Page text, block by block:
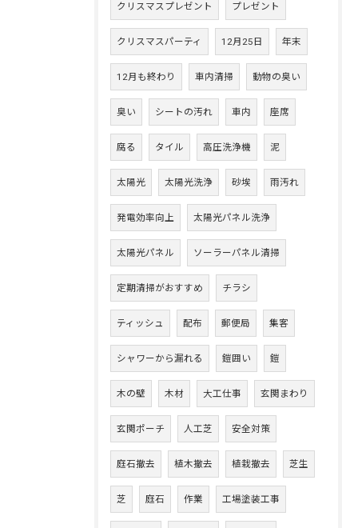
クリスマスプレゼント プレゼント
クリスマスパーティ 12月25日 年末
12月も終わり 車内清掃 動物の臭い
臭い シートの汚れ 車内 座席
腐る タイル 高圧洗浄機 泥
太陽光 太陽光洗浄 砂埃 雨汚れ
発電効率向上 太陽光パネル洗浄
太陽光パネル ソーラーパネル清掃
定期清掃がおすすめ チラシ
ティッシュ 配布 郵便局 集客
シャワーから漏れる 鎧囲い 鎧
木の壁 木材 大工仕事 玄関まわり
玄関ポーチ 人工芝 安全対策
庭石撤去 植木撤去 植栽撤去 芝生
芝 庭石 作業 工場塗装工事